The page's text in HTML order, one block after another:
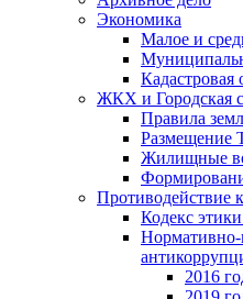
Экономика
Малое и
Кадастровая
ЖКХ и Городская
Правила
Размещение
Жилищные
Противодействие
Кодекс
2016